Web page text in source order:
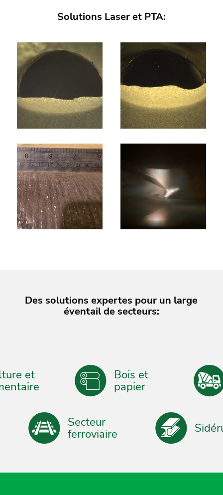
Solutions Laser et PTA:
Des solutions expertes pour un large
éventail de secteurs:
et
Bois et
papier
Secteur
ferroviaire